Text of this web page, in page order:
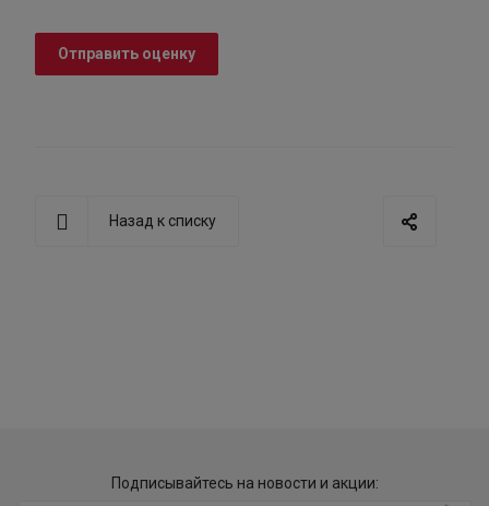
Отправить оценку
Назад к списку
Подписывайтесь на новости и акции: